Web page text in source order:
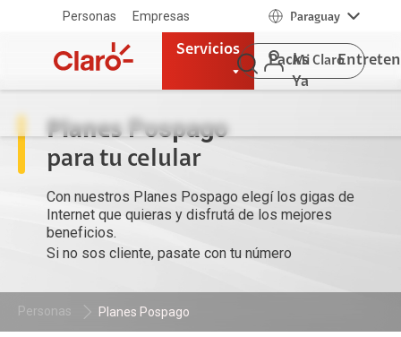
Personas Empresas Paraguay
Servicios
Packs
Ya
Mi Claro
Planes Pospago
para tu celular
Con nuestros Planes Pospago elegí los gigas de
Internet que quieras y disfrutá de los mejores
beneficios.
Si no sos cliente, pasate con tu número
Personas Planes Pospago